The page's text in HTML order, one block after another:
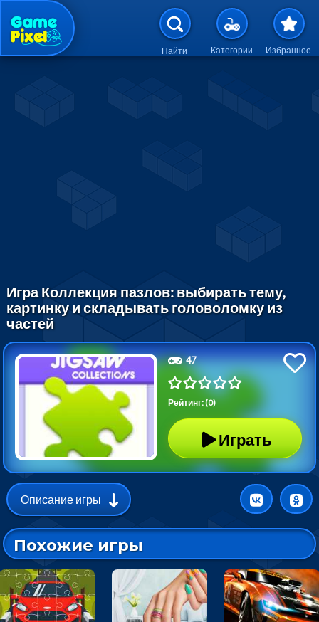
Перейти к основному
Найти Категории Избранное
Игра Коллекция пазлов: выбирать тему,
картинку и складывать головоломку из
частей
47
Рейтинг: (0)
Играть
Описание игры
Похожие игры